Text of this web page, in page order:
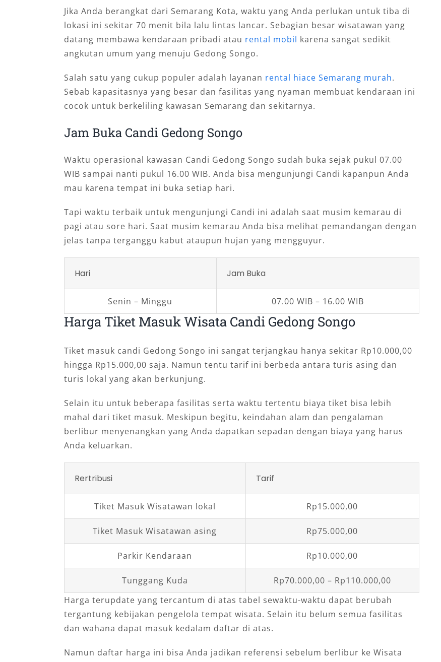
Jika Anda berangkat dari Semarang Kota, waktu yang Anda perlukan untuk tiba di
lokasi ini sekitar 70 menit bila lalu lintas lancar. Sebagian besar wisatawan yang
datang membawa kendaraan pribadi atau rental mobil karena sangat sedikit
angkutan umum yang menuju Gedong Songo.
Salah satu yang cukup populer adalah layanan rental hiace Semarang murah.
Sebab kapasitasnya yang besar dan fasilitas yang nyaman membuat kendaraan ini
cocok untuk berkeliling kawasan Semarang dan sekitarnya.
Jam Buka Candi Gedong Songo
Waktu operasional kawasan Candi Gedong Songo sudah buka sejak pukul 07.00
WIB sampai nanti pukul 16.00 WIB. Anda bisa mengunjungi Candi kapanpun Anda
mau karena tempat ini buka setiap hari.
Tapi waktu terbaik untuk mengunjungi Candi ini adalah saat musim kemarau di
pagi atau sore hari. Saat musim kemarau Anda bisa melihat pemandangan dengan
jelas tanpa terganggu kabut ataupun hujan yang mengguyur.
Hari Jam Buka
Senin – Minggu 07.00 WIB – 16.00 WIB
Harga Tiket Masuk Wisata Candi Gedong Songo
Tiket masuk candi Gedong Songo ini sangat terjangkau hanya sekitar Rp10.000,00
hingga Rp15.000,00 saja. Namun tentu tarif ini berbeda antara turis asing dan
turis lokal yang akan berkunjung.
Selain itu untuk beberapa fasilitas serta waktu tertentu biaya tiket bisa lebih
mahal dari tiket masuk. Meskipun begitu, keindahan alam dan pengalaman
berlibur menyenangkan yang Anda dapatkan sepadan dengan biaya yang harus
Anda keluarkan.
Rertribusi Tarif
Tiket Masuk Wisatawan lokal Rp15.000,00
Tiket Masuk Wisatawan asing Rp75.000,00
Parkir Kendaraan Rp10.000,00
Tunggang Kuda
Rp70.000,00 – Rp110.000,00
Harga terupdate yang tercantum di atas tabel sewaktu-waktu dapat berubah
tergantung kebijakan pengelola tempat wisata. Selain itu belum semua fasilitas
dan wahana dapat masuk kedalam daftar di atas.
Namun daftar harga ini bisa Anda jadikan referensi sebelum berlibur ke Wisata